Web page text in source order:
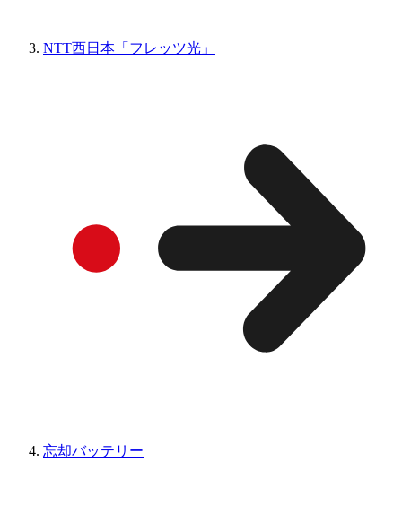
NTT西日本「フレッツ光」
忘却バッテリー